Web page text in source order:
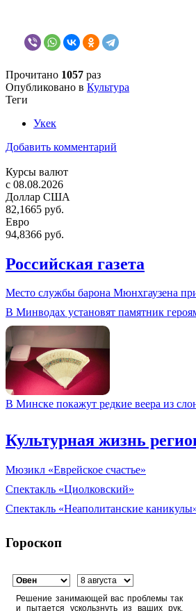
Прочитано 1057 раз
Опубликовано в Культура
Теги
Укек
Добавить комментарий
Курсы валют
c 08.08.2026
Доллар США
82,1665 руб.
Евро
94,8366 руб.
Российская газета
Место службы барона Мюнхгаузена
В Минводах установят памятник
В Минске покажут редкие веера из
Культурная жизнь
Мюзикл «Еврейское счастье»
Спектакль «Циолковский»
Спектакль «Неаполитанские
Гороскоп
Решение занимающей вас проблемы так
и пытается ускользнуть из ваших рук.